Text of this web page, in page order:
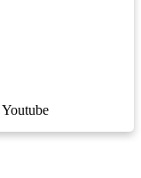
Youtube